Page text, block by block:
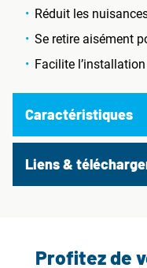
Réduit les
Se retire aisément
Facilite
Caractéristiques
Liens &
Profitez de